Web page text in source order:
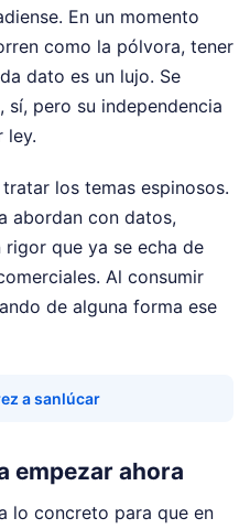
En un momento
como la pólvora, tener
dato es un lujo. Se
pero su independencia
ley.
los temas espinosos.
abordan con datos,
que ya se echa de
Al consumir
de alguna forma ese
a sanlúcar
empezar ahora
lo concreto para que en